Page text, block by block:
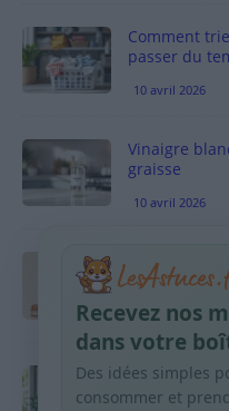
Comment
passer du
10 avril 2026
Vinaigre
graisse
10 avril 2026
Taches
habitudes
9 avril 2026
Produits
courses sans
Recevez nos
dans votre
Des idées simples
consommer et